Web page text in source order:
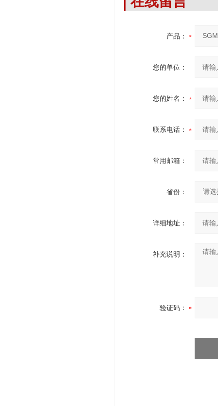
产品：
您的单位：
您的姓名：
联系电话：
常用邮箱：
省份：
详细地址：
补充说明：
验证码：